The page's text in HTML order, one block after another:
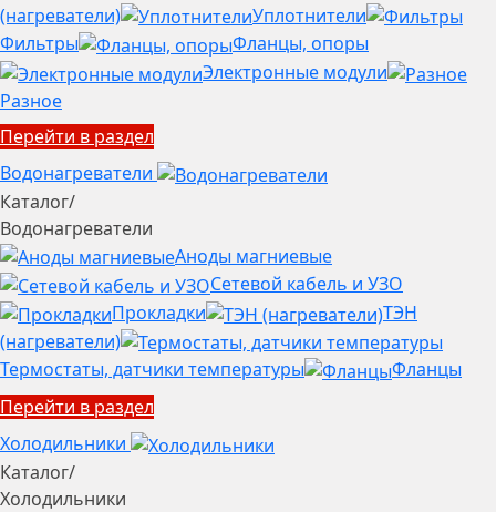
(нагреватели)
Уплотнители
Фильтры
Фланцы, опоры
Электронные модули
Разное
Перейти в раздел
Водонагреватели
Каталог/
Водонагреватели
Аноды магниевые
Сетевой кабель и УЗО
Прокладки
ТЭН
(нагреватели)
Термостаты, датчики температуры
Фланцы
Перейти в раздел
Холодильники
Каталог/
Холодильники